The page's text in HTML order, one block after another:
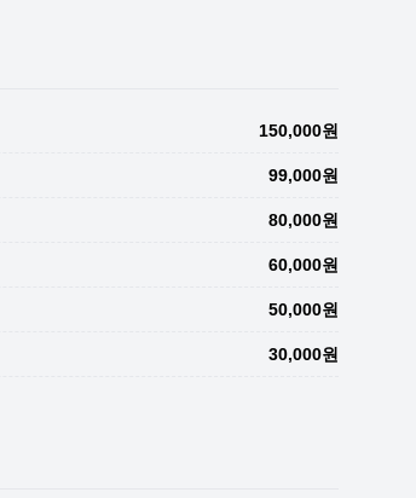
150,000원
99,000원
80,000원
60,000원
50,000원
30,000원